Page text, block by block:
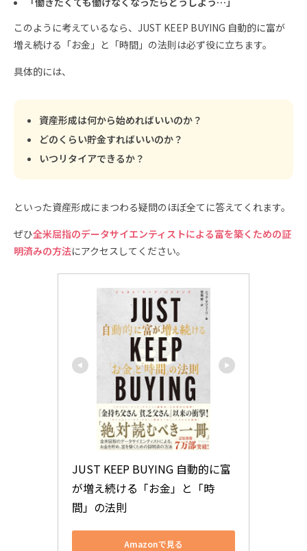
このように考えているなら、JUST KEEP BUYING 自動的に富が
増え続ける「お金」と「時間」の法則は必ず役に立ちます。
具体的には、
資産形成は何から始めればいいのか？
どのくらい貯金すればいいのか？
いつリタイアできるか？
といった資産形成にまつわる疑問のほぼ全てに答えてくれます。
ぜひ全米屈指のデータサイエンティストによる富を築くための証
明済みの方法にアクセスしてください。
JUST KEEP BUYING 自動的に富
が増え続ける「お金」と「時
間」の法則
Amazonで見る